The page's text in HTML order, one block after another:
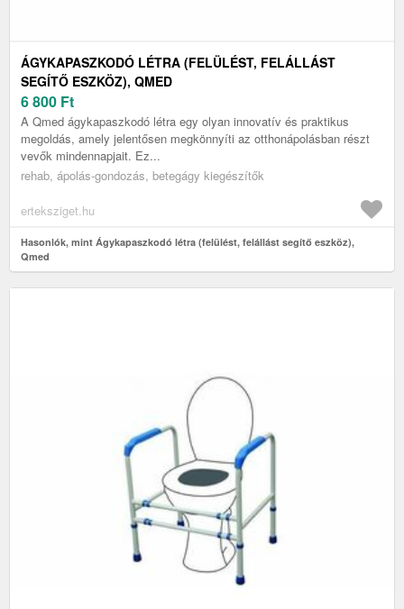
ÁGYKAPASZKODÓ LÉTRA (FELÜLÉST, FELÁLLÁST
SEGÍTŐ ESZKÖZ), QMED
6 800 Ft
A Qmed ágykapaszkodó létra egy olyan innovatív és praktikus
megoldás, amely jelentősen megkönnyíti az otthonápolásban részt
vevők mindennapjait. Ez...
rehab, ápolás-gondozás, betegágy kiegészítők
erteksziget.hu
Hasonlók, mint Ágykapaszkodó létra (felülést, felállást segítő eszköz),
Qmed